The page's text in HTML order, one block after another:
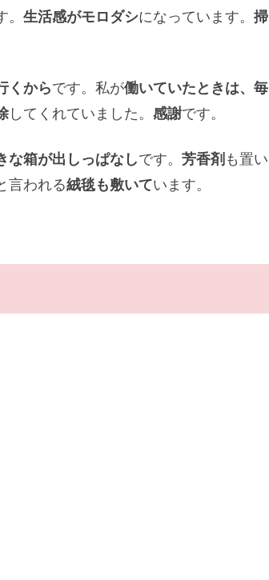
生活感がモロダシになっています。 掃
くからです。私が働いていたときは、毎
してくれていました。 感謝です。
な箱が出しっぱなしです。 芳香剤 も置い
言われる絨毯も敷いています。